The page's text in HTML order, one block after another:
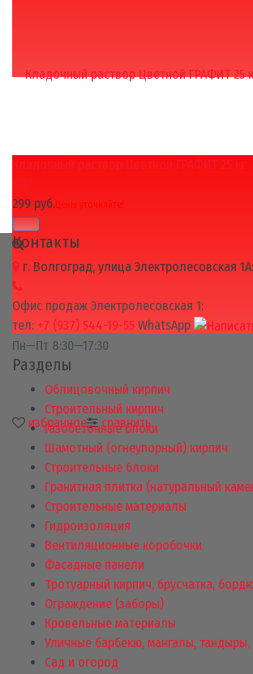
избранное сравнить
избранное сравнить
Кладочный раствор Цветной ГРАФИТ 25 кг
(0)
299 руб.Цены уточняйте!
Контакты
г. Волгоград, улица Электролесовская 1А:
Офис продаж Электролесовская 1:
тел: +7 (937) 544-19-55 WhatsApp
Пн—Пт 8:30—17:30
Разделы
Облицовочный кирпич
Строительный кирпич
Газобетонные блоки
Шамотный (огнеупорный) кирпич
Строительные блоки
Гранитная плитка (натуральный
Строительные материалы
Гидроизоляция
Вентиляционные коробочки
Фасадные панели
Тротуарный кирпич, брусчатка,
Ограждение (заборы)
Кровельные материалы
Уличные барбекю, мангалы, тандыры,
Сад и огород